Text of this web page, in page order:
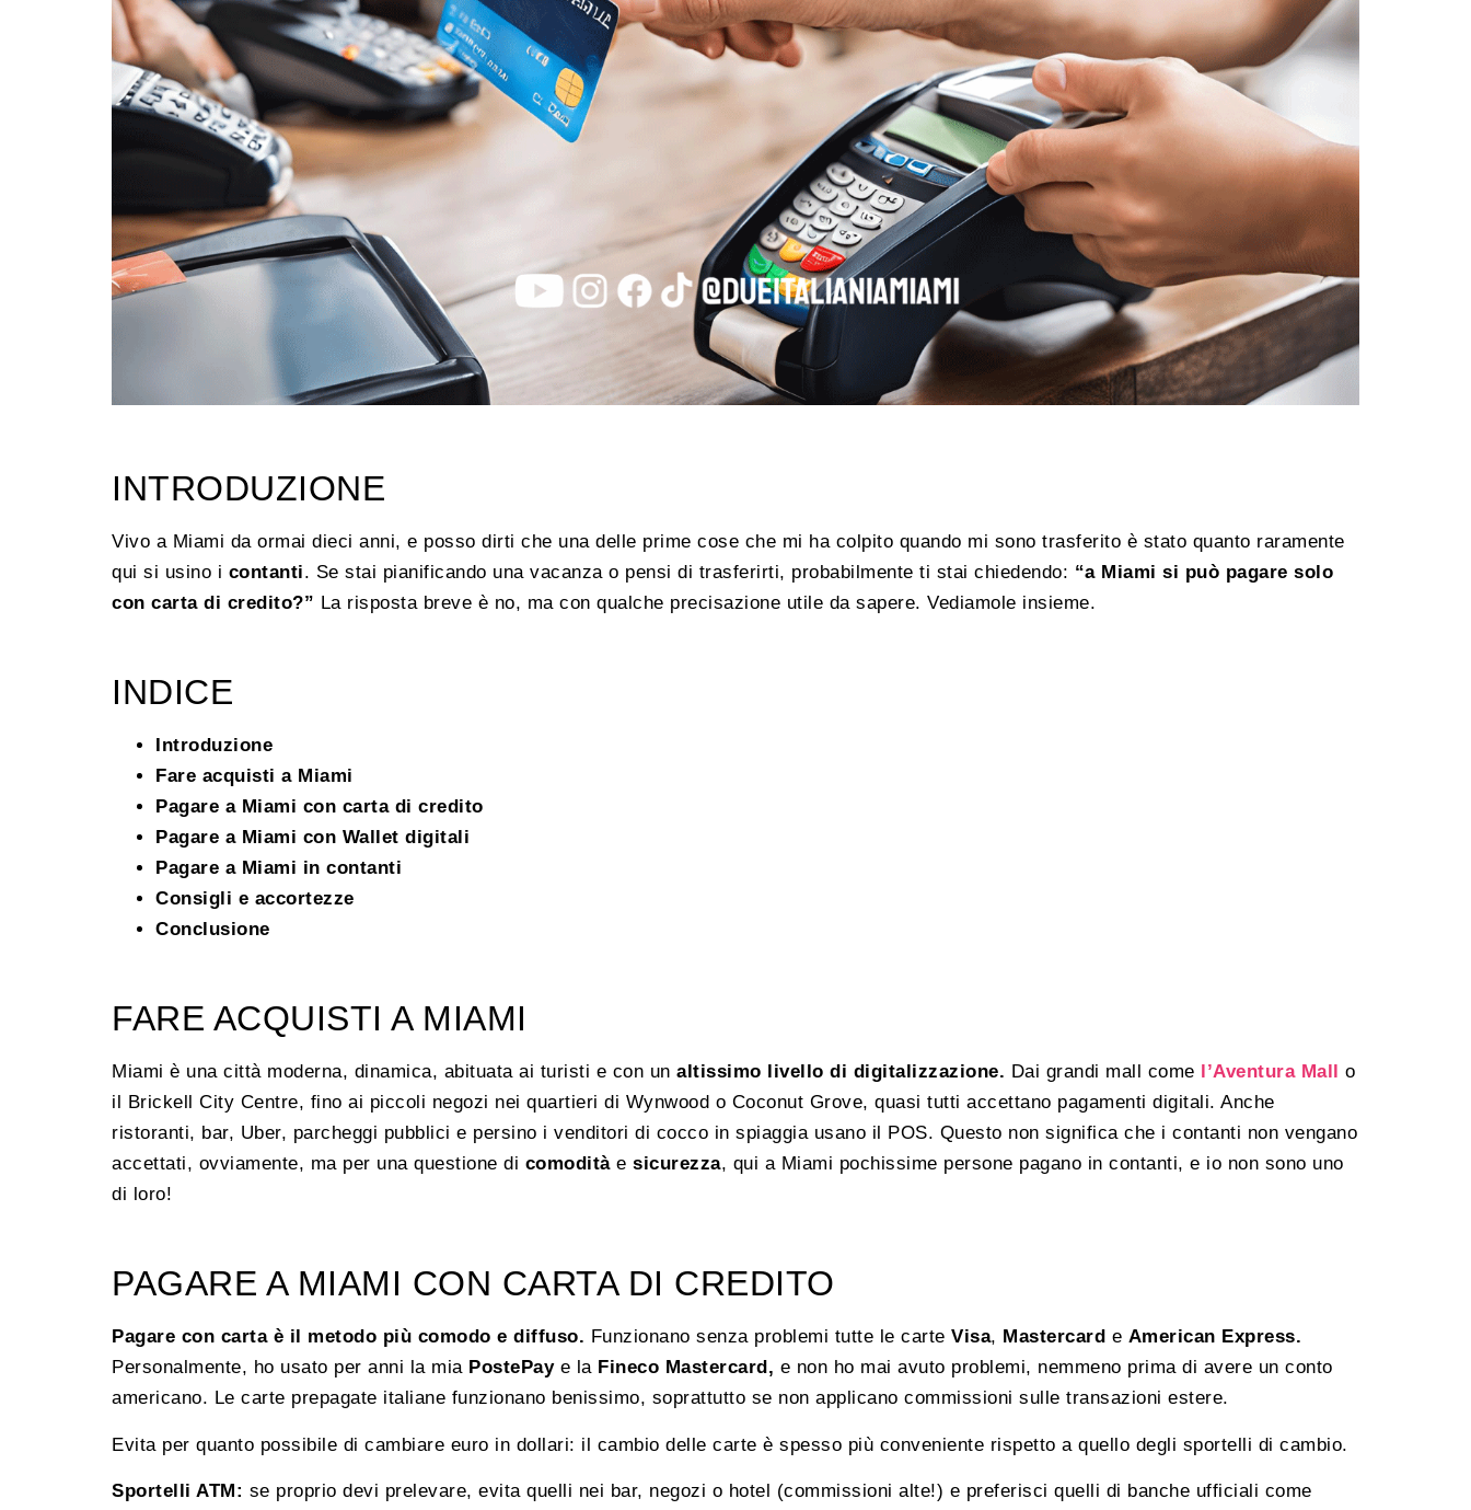
INTRODUZIONE
Vivo a Miami da ormai dieci anni, e posso dirti che una delle prime cose che mi ha colpito quando mi sono trasferito è stato quanto raramente
qui si usino i contanti. Se stai pianificando una vacanza o pensi di trasferirti, probabilmente ti stai chiedendo: “a Miami si può pagare solo
con carta di credito?” La risposta breve è no, ma con qualche precisazione utile da sapere. Vediamole insieme.
INDICE
Introduzione
Fare acquisti a Miami
Pagare a Miami con carta di credito
Pagare a Miami con Wallet digitali
Pagare a Miami in contanti
Consigli e accortezze
Conclusione
FARE ACQUISTI A MIAMI
Miami è una città moderna, dinamica, abituata ai turisti e con un altissimo livello di digitalizzazione. Dai grandi mall come l’Aventura Mall
o
il Brickell City Centre, fino ai piccoli negozi nei quartieri di Wynwood o Coconut Grove, quasi tutti accettano pagamenti digitali. Anche
ristoranti, bar, Uber, parcheggi pubblici e persino i venditori di cocco in spiaggia usano il POS. Questo non significa che i contanti non vengano
accettati, ovviamente, ma per una questione di comodità e sicurezza, qui a Miami pochissime persone pagano in contanti, e io non sono uno
di loro!
PAGARE A MIAMI CON CARTA DI CREDITO
Pagare con carta è il metodo più comodo e diffuso. Funzionano senza problemi tutte le carte Visa, Mastercard e American Express.
Personalmente, ho usato per anni la mia PostePaye la Fineco Mastercard, e non ho mai avuto problemi, nemmeno prima di avere un conto
americano. Le carte prepagate italiane funzionano benissimo, soprattutto se non applicano commissioni sulle transazioni estere.
Evita per quanto possibile di cambiare euro in dollari: il cambio delle carte è spesso più conveniente rispetto a quello degli sportelli di cambio.
Sportelli ATM: se proprio devi prelevare, evita quelli nei bar, negozi o hotel (commissioni alte!) e preferisci quelli di banche ufficiali come